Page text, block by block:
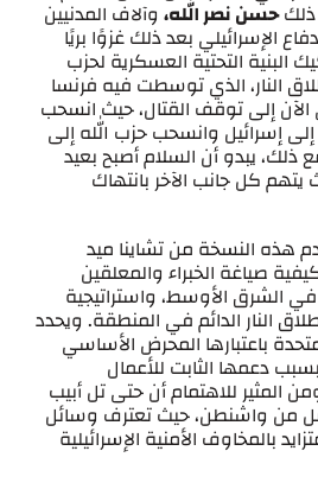
ذلكحسن نصر الله، وآلاف المدنيين
الإسرائيلي بعد ذلك غزوًا بريًا
البنية التحتية العسكرية لحزب
النار، الذي توسطت فيه فرنسا
الآن إلى توقف القتال، حيث انسحب
إسرائيل وانسحب حزب الله إلى
ذلك، يبدو أن السلام أصبح بعيد
يتهم كل جانب الآخر بانتهاك
هذه النسخة من تشاينا ميد
صياغة الخبراء والمعلقين
الشرق الأوسط، واستراتيجية
النار الدائم في المنطقة. ويحدد
باعتبارها المحرض الأساسي
دعمها الثابت للأعمال
المثير للاهتمام أن حتى تل أبيب
من واشنطن، حيث تعترف وسائل
بالمخاوف الأمنية الإسرائيلية